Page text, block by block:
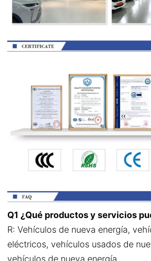
Q1 ¿Qué productos y servicios
R: Vehículos de nueva energía,
eléctricos, vehículos usados de